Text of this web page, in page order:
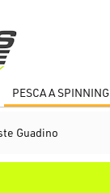
PESCA A SPINNING
Guadino